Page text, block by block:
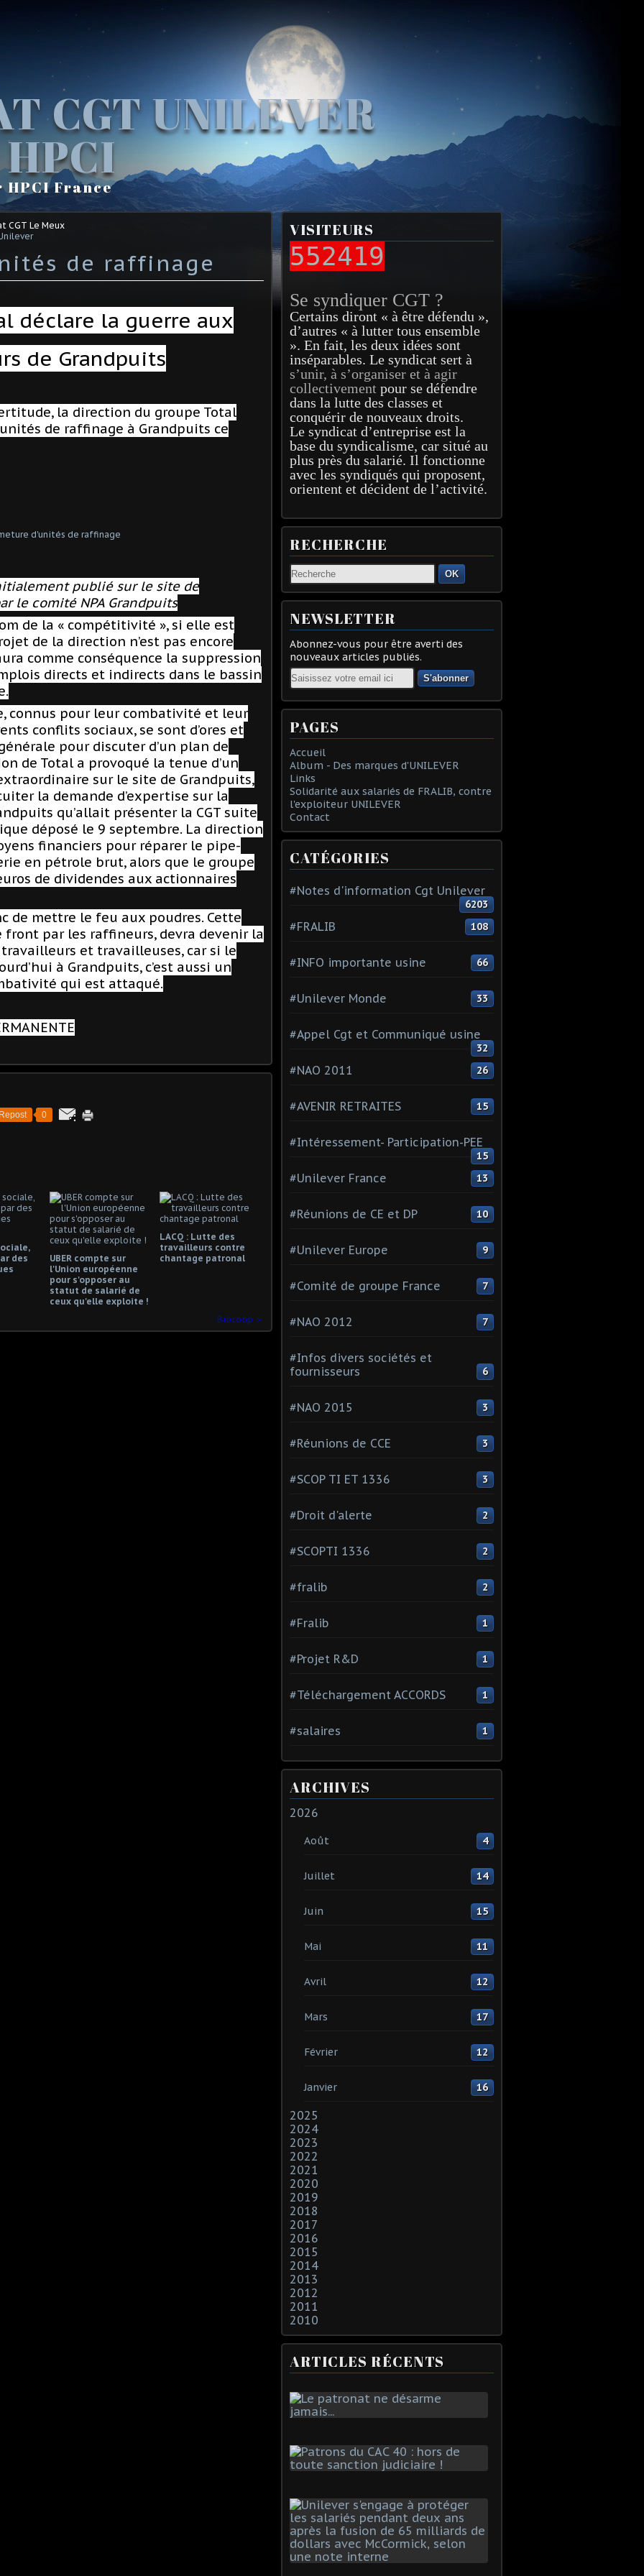
CGT UNILEVER
HPCI France
CGT Le Meux
de raffinage
déclare la guerre aux
de Grandpuits
la direction du groupe Total
de raffinage à Grandpuits ce
publié sur le site de
le comité NPA Grandpuits
de la « compétitivité », si elle est
de la direction n’est pas encore
comme conséquence la suppression
directs et indirects dans le bassin
connus pour leur combativité et leur
conflits sociaux, se sont d’ores et
pour discuter d’un plan de
de Total a provoqué la tenue d’un
extraordinaire sur le site de Grandpuits,
la demande d’expertise sur la
qu’allait présenter la CGT suite
déposé le 9 septembre. La direction
financiers pour réparer le pipe-
en pétrole brut, alors que le groupe
de dividendes aux actionnaires
de mettre le feu aux poudres. Cette
par les raffineurs, devra devenir la
et travailleuses, car si le
à Grandpuits, c’est aussi un
qui est attaqué.
Repost 0
des
UBER compte sur
l'Union européenne
pour s'opposer au
statut de salarié de
ceux qu'elle exploite !
LACQ : Lutte des
travailleurs contre
chantage patronal
Biocoop
VISITEURS
552419
Se syndiquer CGT ?
Certains diront « à être défendu »,
d’autres « à lutter tous ensemble
». En fait, les deux idées sont
inséparables. Le syndicat sert à
s’unir, à s’organiser et à agir
collectivement pour se défendre
dans la lutte des classes et
conquérir de nouveaux droits.
Le syndicat d’entreprise est la
base du syndicalisme, car situé au
plus près du salarié. Il fonctionne
avec les syndiqués qui proposent,
orientent et décident de l’activité.
RECHERCHE
OK
NEWSLETTER
Abonnez-vous pour être averti des
nouveaux articles publiés.
Email
PAGES
Accueil
Album - Des marques d'UNILEVER
Links
Solidarité aux salariés de FRALIB, contre
l'exploiteur UNILEVER
Contact
CATÉGORIES
#Notes d'information Cgt Unilever
6203
#FRALIB 108
#INFO importante usine 66
#Unilever Monde 33
#Appel Cgt et Communiqué usine
32
#NAO 2011 26
#AVENIR RETRAITES 15
#Intéressement- Participation-PEE
15
#Unilever France 13
#Réunions de CE et DP 10
#Unilever Europe 9
#Comité de groupe France 7
#NAO 2012 7
#Infos divers sociétés et
fournisseurs
6
#NAO 2015 3
#Réunions de CCE 3
#SCOP TI ET 1336 3
#Droit d'alerte 2
#SCOPTI 1336 2
#fralib 2
#Fralib 1
#Projet R&D 1
#Téléchargement ACCORDS 1
#salaires 1
ARCHIVES
2026
Août 4
Juillet 14
Juin 15
Mai 11
Avril 12
Mars 17
Février 12
Janvier 16
2025
2024
2023
2022
2021
2020
2019
2018
2017
2016
2015
2014
2013
2012
2011
2010
ARTICLES RÉCENTS